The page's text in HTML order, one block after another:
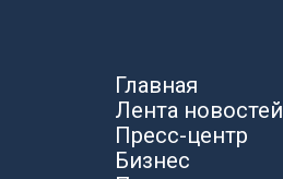
Главная
Лента новостей
Пресс-центр
Бизнес